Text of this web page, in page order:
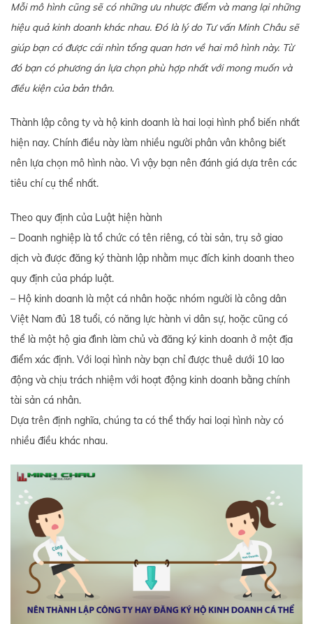
Mỗi mô hình cũng sẽ có những ưu nhược điểm và mang lại những
hiệu quả kinh doanh khác nhau. Đó là lý do Tư vấn Minh Châu sẽ
giúp bạn có được cái nhìn tổng quan hơn về hai mô hình này. Từ
đó bạn có phương án lựa chọn phù hợp nhất với mong muốn và
điều kiện của bản thân.
Thành lập công ty và hộ kinh doanh là hai loại hình phổ biến nhất
hiện nay. Chính điều này làm nhiều người phân vân không biết
nên lựa chọn mô hình nào. Vì vậy bạn nên đánh giá dựa trên các
tiêu chí cụ thể nhất.
Theo quy định của Luật hiện hành
– Doanh nghiệp là tổ chức có tên riêng, có tài sản, trụ sở giao
dịch và được đăng ký thành lập nhằm mục đích kinh doanh theo
quy định của pháp luật.
– Hộ kinh doanh là một cá nhân hoặc nhóm người là công dân
Việt Nam đủ 18 tuổi, có năng lực hành vi dân sự, hoặc cũng có
thể là một hộ gia đình làm chủ và đăng ký kinh doanh ở một địa
điểm xác định. Với loại hình này bạn chỉ được thuê dưới 10 lao
động và chịu trách nhiệm với hoạt động kinh doanh bằng chính
tài sản cá nhân.
Dựa trên định nghĩa, chúng ta có thể thấy hai loại hình này có
nhiều điều khác nhau.